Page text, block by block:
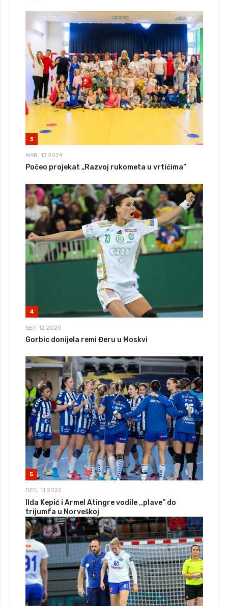
3
MAR, 13 2024
Počeo projekat „Razvoj rukometa u vrtićima”
4
SEP, 12 2020
Gorbic donijela remi Đeru u Moskvi
5
DEC, 11 2022
Ilda Kepić i Armel Atingre vodile ,,plave” do
trijumfa u Norveškoj